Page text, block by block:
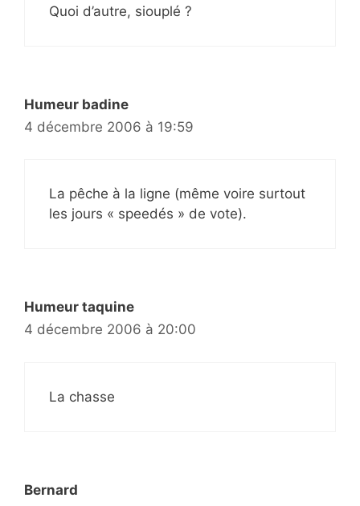
Quoi d’autre, siouplé ?
Humeur badine
4 décembre 2006 à 19:59
La pêche à la ligne (même voire surtout
les jours « speedés » de vote).
Humeur taquine
4 décembre 2006 à 20:00
La chasse
Bernard